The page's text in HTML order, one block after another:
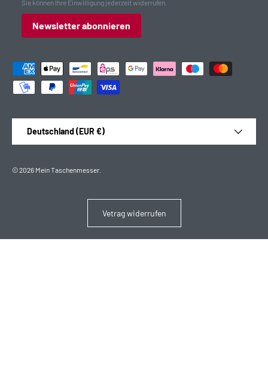
Sie können Ihre Einwilligung jederzeit widerrufen.
Newsletter abonnieren
Zahlungsmethoden
Deutschland (EUR €)
© 2026 Mein Taschenmesser
Vetrag widerrufen